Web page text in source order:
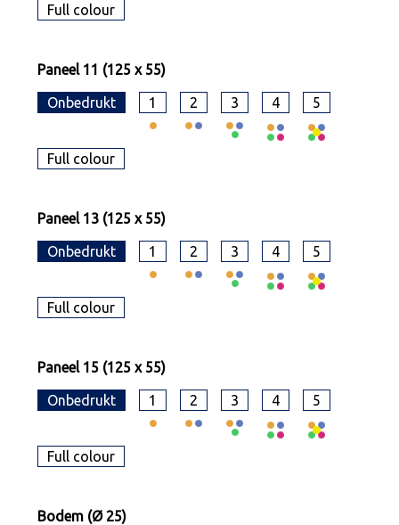
Full colour
Paneel 11 (125 x 55)
Onbedrukt 1 2 3 4 5
Full colour
Paneel 13 (125 x 55)
Onbedrukt 1 2 3 4 5
Full colour
Paneel 15 (125 x 55)
Onbedrukt 1 2 3 4 5
Full colour
Bodem (Ø 25)